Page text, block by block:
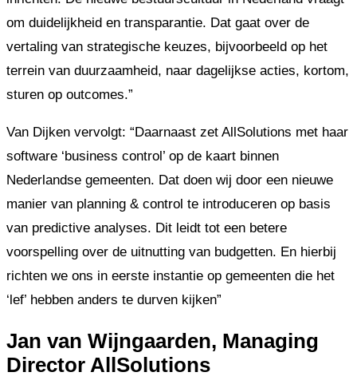
om duidelijkheid en transparantie. Dat gaat over de
vertaling van strategische keuzes, bijvoorbeeld op het
terrein van duurzaamheid, naar dagelijkse acties, kortom,
sturen op outcomes.”
Van Dijken vervolgt: “Daarnaast zet AllSolutions met haar
software ‘business control’ op de kaart binnen
Nederlandse gemeenten. Dat doen wij door een nieuwe
manier van planning & control te introduceren op basis
van predictive analyses. Dit leidt tot een betere
voorspelling over de uitnutting van budgetten. En hierbij
richten we ons in eerste instantie op gemeenten die het
‘lef’ hebben anders te durven kijken”
Jan van Wijngaarden, Managing
Director AllSolutions